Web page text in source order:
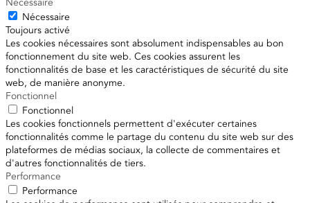
Nécessaire
Toujours activé
Les cookies nécessaires sont absolument indispensables au bon
fonctionnement du site web. Ces cookies assurent les
fonctionnalités de base et les caractéristiques de sécurité du site
web, de manière anonyme.
Fonctionnel
Fonctionnel
Les cookies fonctionnels permettent d'exécuter certaines
fonctionnalités comme le partage du contenu du site web sur des
plateformes de médias sociaux, la collecte de commentaires et
d'autres fonctionnalités de tiers.
Performance
Performance